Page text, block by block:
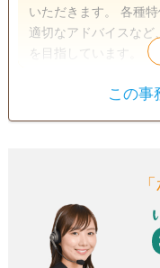
いただきます。 各種
適切なアドバイスなど
を目指しています。
この事